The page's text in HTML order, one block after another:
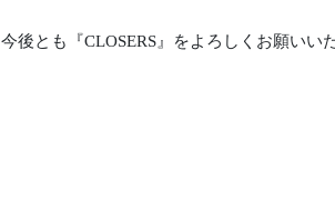
今後とも『CLOSERS』をよろしくお願いい